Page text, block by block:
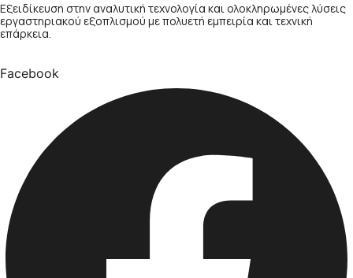
Εξειδίκευση στην αναλυτική τεχνολογία και ολοκληρωμένες λύσεις
εργαστηριακού εξοπλισμού με πολυετή εμπειρία και τεχνική
επάρκεια.
Facebook